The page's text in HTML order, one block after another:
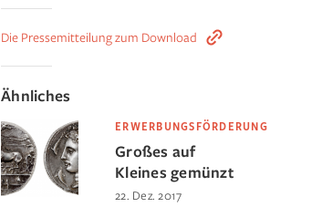
Die Pressemitteilung zum Download
Ähnliches
ERWERBUNGSFÖRDERUNG
Großes auf
Kleines gemünzt
22. Dez. 2017